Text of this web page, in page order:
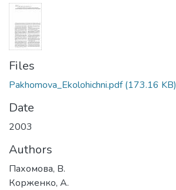
Files
Pakhomova_Ekolohichni.pdf(173.16 KB)
Date
2003
Authors
Пахомова, В.
Корженко, А.